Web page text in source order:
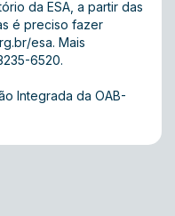
da ESA, a partir das
é preciso fazer
esa. Mais
6520.
Integrada da OAB-